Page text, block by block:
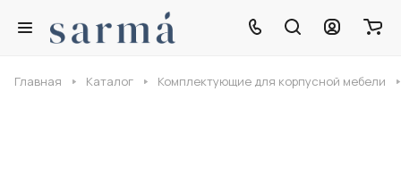
Главная Каталог Комплектующие для корпусной мебели